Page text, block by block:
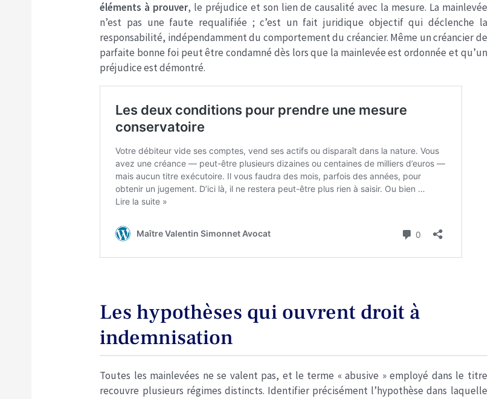
éléments à prouver, le préjudice et son lien de causalité avec la mesure. La mainlevée
n’est pas une faute requalifiée ; c’est un fait juridique objectif qui déclenche la
responsabilité, indépendamment du comportement du créancier. Même un créancier de
parfaite bonne foi peut être condamné dès lors que la mainlevée est ordonnée et qu’un
préjudice est démontré.
Les hypothèses qui ouvrent droit à
indemnisation
Toutes les mainlevées ne se valent pas, et le terme « abusive » employé dans le titre
recouvre plusieurs régimes distincts. Identifier précisément l’hypothèse dans laquelle